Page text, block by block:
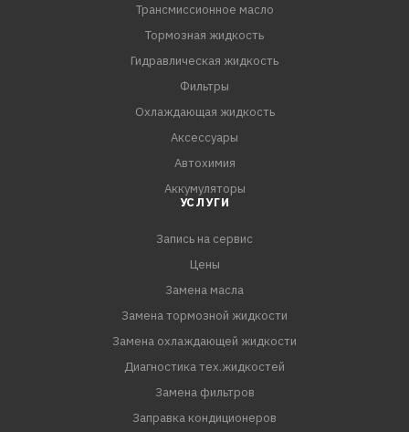
- Специальный пакет присадок и синтетические
компоненты обеспечивают высокий коэффициент
трения в фрикционных элементах, что позволяет
плавность работы сцепления при трогании, разгоне и
Трансмиссионное масло
Тормозная жидкость
Гидравлическая жидкость
Фильтры
Охлаждающая жидкость
Аксессуары
Автохимия
Аккумуляторы
УСЛУГИ
Запись на сервис
Цены
Замена масла
Замена тормозной жидкости
Замена охлаждающей жидкости
Диагностика тех.жидкостей
Замена фильтров
Заправка кондиционеров